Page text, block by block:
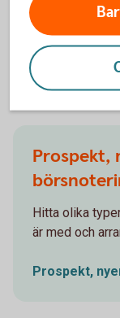
tips runt
Aktiellt
Prospekt,
Hitta olika
är med och
Prospekt,